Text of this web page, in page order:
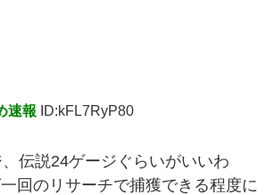
速報 ID:kFL7RyP80
伝説24ゲージぐらいがいいわ
回のリサーチで捕獲できる程度に